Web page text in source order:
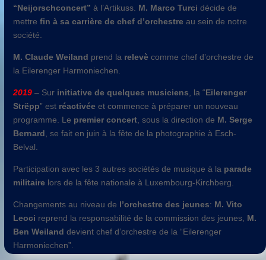
“Neijorschconcert” à l’Artikuss. M. Marco Turci décide de
mettre fin à sa carrière de chef d’orchestre au sein de notre
société.
M. Claude Weiland prend la relevè comme chef d’orchestre de
la Eilerenger Harmoniechen.
2019 – Sur initiative de quelques musiciens , la “Eilerenger
Strëpp” est réactivée et commence à préparer un nouveau
programme. Le premier concert , sous la direction de M. Serge
Bernard , se fait en juin à la fête de la photographie à Esch-
Belval.
Participation avec les 3 autres sociétés de musique à la parade
militaire lors de la fête nationale à Luxembourg-Kirchberg.
Changements au niveau de l’orchestre des jeunes: M. Vito
Leoci reprend la responsabilité de la commission des jeunes, M.
Ben Weiland devient chef d’orchestre de la “Eilerenger
Harmoniechen”.